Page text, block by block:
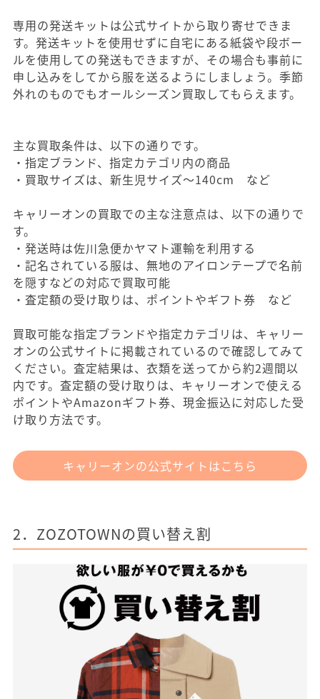
専用の発送キットは公式サイトから取り寄せできま
す。発送キットを使用せずに自宅にある紙袋や段ボー
ルを使用しての発送もできますが、その場合も事前に
申し込みをしてから服を送るようにしましょう。季節
外れのものでもオールシーズン買取してもらえます。
主な買取条件は、以下の通りです。
・指定ブランド、指定カテゴリ内の商品
・買取サイズは、新生児サイズ～140cm など
キャリーオンの買取での主な注意点は、以下の通りで
す。
・発送時は佐川急便かヤマト運輸を利用する
・記名されている服は、無地のアイロンテープで名前
を隠すなどの対応で買取可能
・査定額の受け取りは、ポイントやギフト券 など
買取可能な指定ブランドや指定カテゴリは、キャリー
オンの公式サイトに掲載されているので確認してみて
ください。査定結果は、衣類を送ってから約2週間以
内です。査定額の受け取りは、キャリーオンで使える
ポイントやAmazonギフト券、現金振込に対応した受
け取り方法です。
キャリーオンの公式サイトはこちら
2．ZOZOTOWNの買い替え割